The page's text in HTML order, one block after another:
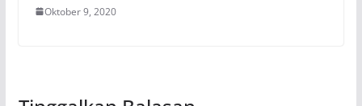
Oktober 9, 2020